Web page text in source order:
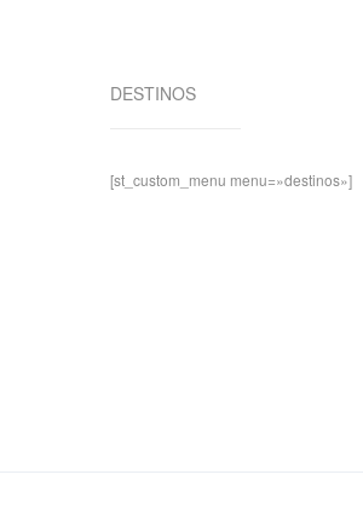
DESTINOS
[st_custom_menu menu=»destinos»]